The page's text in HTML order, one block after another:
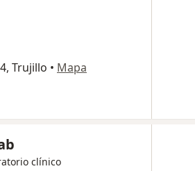
Trujillo • Mapa
clínico